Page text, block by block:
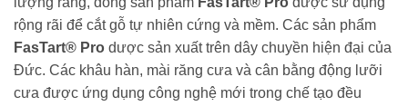
rộng rãi để cắt gỗ tự nhiên cứng và mềm. Các sản phẩm
FasTart® Pro dược sản xuất trên dây chuyền hiện đại của
Đức. Các khâu hàn, mài răng cưa và cân bằng động lưỡi
cưa được ứng dụng công nghệ mới trong chế tạo đều